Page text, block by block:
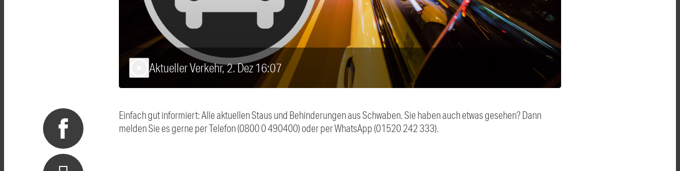
Aktueller Verkehr, 2. Dez 16:07
Einfach gut informiert: Alle aktuellen Staus und Behinderungen aus Schwaben. Sie haben auch etwas gesehen? Dann
melden Sie es gerne per Telefon (0800 0 490400) oder per WhatsApp (01520 242 333).